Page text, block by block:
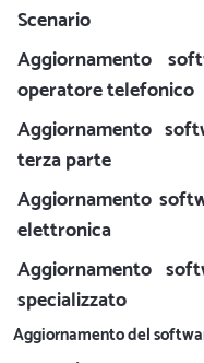
Scenario
Aggiornamento
operatore telefonico
Aggiornamento
terza parte
Aggiornamento
elettronica
Aggiornamento
specializzato
Aggiornamento del